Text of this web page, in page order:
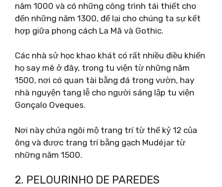
năm 1000 và có những công trình tái thiết cho
đến những năm 1300, để lại cho chúng ta sự kết
hợp giữa phong cách La Mã và Gothic.
Các nhà sử học khao khát có rất nhiều điều khiến
họ say mê ở đây, trong tu viện từ những năm
1500, nơi có quan tài bằng đá trong vườn, hay
nhà nguyện tang lễ cho người sáng lập tu viện
Gonçalo Oveques.
Nơi này chứa ngôi mộ trang trí từ thế kỷ 12 của
ông và được trang trí bằng gạch Mudéjar từ
những năm 1500.
2. PELOURINHO DE PAREDES